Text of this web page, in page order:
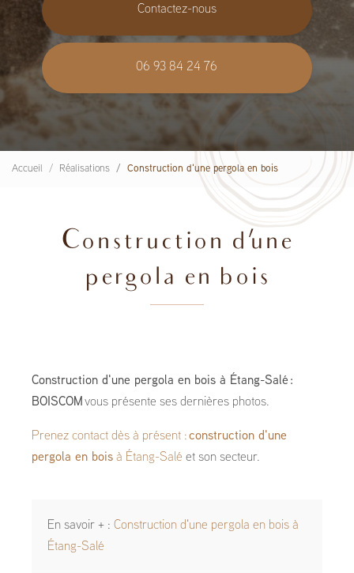
Contactez-nous
06 93 84 24 76
Accueil Réalisations Construction d'une pergola en bois
Construction d'une
pergola en bois
Construction d'une pergola en bois à Étang-Salé :
BOISCOM vous présente ses dernières photos.
Prenez contact dès à présent : construction d'une
pergola en bois à Étang-Salé et son secteur.
En savoir + : Construction d'une pergola en bois à
Étang-Salé